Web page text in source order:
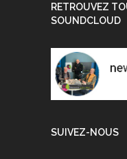
RETROUVEZ
SOUNDCLOUD
SUIVEZ-NOUS